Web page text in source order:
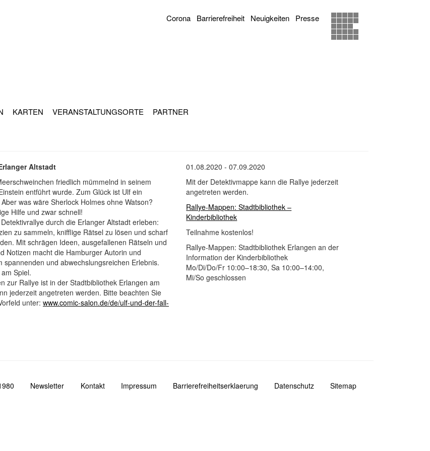
KARTEN VERANSTALTUNGSORTE PARTNER
Corona Barrierefreiheit Neuigkeiten Presse
Altstadt
friedlich mümmelnd in seinem
entführt wurde. Zum Glück ist Ulf ein
was wäre Sherlock Holmes ohne Watson?
Hilfe und zwar schnell!
durch die Erlanger Altstadt erleben:
zu sammeln, knifflige Rätsel zu lösen und scharf
Mit schrägen Ideen, ausgefallenen Rätseln und
Notizen macht die Hamburger Autorin und
spannenden und abwechslungsreichen Erlebnis.
Spiel.
zur Rallye ist in der Stadtbibliothek Erlangen am
jederzeit angetreten werden. Bitte beachten Sie
unter: www.comic-salon.de/de/ulf-und-der-fall-
01.08.2020 - 07.09.2020
Mit der Detektivmappe kann die Rallye jederzeit
angetreten werden.
Rallye-Mappen: Stadtbibliothek –
Kinderbibliothek
Teilnahme kostenlos!
Rallye-Mappen: Stadtbibliothek Erlangen an der
Information der Kinderbibliothek
Mo/Di/Do/Fr 10:00–18:30, Sa 10:00–14:00,
Mi/So geschlossen
Newsletter Kontakt Impressum Barrierefreiheitserklaerung Datenschutz Sitemap